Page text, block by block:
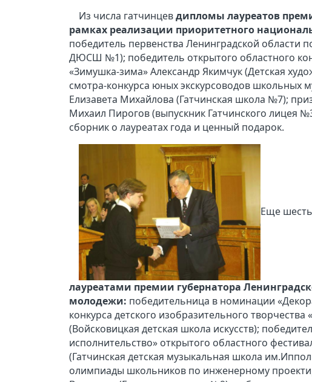
Из числа гатчинцевдипломы лауреатов
рамках реализации приоритетного
победитель первенства Ленинградской области
ДЮСШ №1); победитель открытого областного
«Зимушка-зима» Александр Якимчук (Детская
смотра-конкурса юных экскурсоводов
Елизавета Михайлова (Гатчинская школа №7);
Михаил Пирогов (выпускник Гатчинского лицея
сборник о лауреатах года и ценный подарок.
Еще
лауреатами премии губернатора
молодежи: победительница в номинации
конкурса детского изобразительного
(Войсковицкая детская школа искусств);
исполнительство» открытого областного
(Гатчинская детская музыкальная школа
олимпиады школьников по инженерному